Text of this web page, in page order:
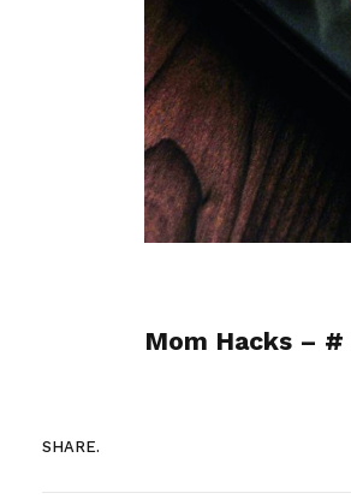
Mom Hacks –
SHARE.